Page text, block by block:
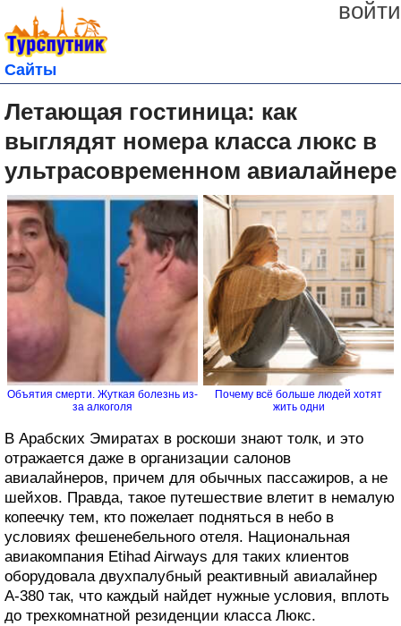
войти
Сайты
Летающая гостиница: как
выглядят номера класса люкс в
ультрасовременном авиалайнере
Объятия смерти. Жуткая болезнь из-
за алкоголя
Почему всё больше людей хотят
жить одни
В Арабских Эмиратах в роскоши знают толк, и это
отражается даже в организации салонов
авиалайнеров, причем для обычных пассажиров, а не
шейхов. Правда, такое путешествие влетит в немалую
копеечку тем, кто пожелает подняться в небо в
условиях фешенебельного отеля. Национальная
авиакомпания Etihad Airways для таких клиентов
оборудовала двухпалубный реактивный авиалайнер
А-380 так, что каждый найдет нужные условия, вплоть
до трехкомнатной резиденции класса Люкс.